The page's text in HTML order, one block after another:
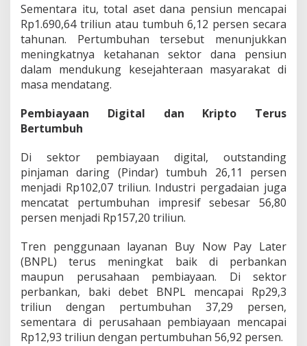
Sementara itu, total aset dana pensiun mencapai
Rp1.690,64 triliun atau tumbuh 6,12 persen secara
tahunan. Pertumbuhan tersebut menunjukkan
meningkatnya ketahanan sektor dana pensiun
dalam mendukung kesejahteraan masyarakat di
masa mendatang.
Pembiayaan Digital dan Kripto Terus
Bertumbuh
Di sektor pembiayaan digital, outstanding
pinjaman daring (Pindar) tumbuh 26,11 persen
menjadi Rp102,07 triliun. Industri pergadaian juga
mencatat pertumbuhan impresif sebesar 56,80
persen menjadi Rp157,20 triliun.
Tren penggunaan layanan Buy Now Pay Later
(BNPL) terus meningkat baik di perbankan
maupun perusahaan pembiayaan. Di sektor
perbankan, baki debet BNPL mencapai Rp29,3
triliun dengan pertumbuhan 37,29 persen,
sementara di perusahaan pembiayaan mencapai
Rp12,93 triliun dengan pertumbuhan 56,92 persen.